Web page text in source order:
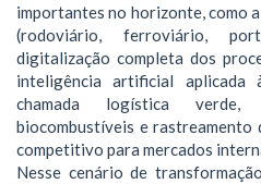
importantes no horizonte, como
(rodoviário, ferroviário,
digitalização completa dos
inteligência artificial
chamada logística
biocombustíveis e rastreamento
competitivo para mercados
Nesse cenário de